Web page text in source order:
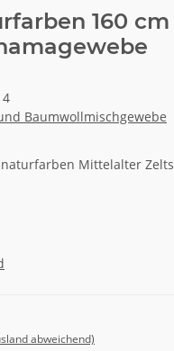
160 cm
Baumwollmischgewebe
Mittelalter
abweichend)